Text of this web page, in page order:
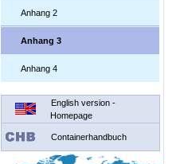
Anhang 2
Anhang 3
Anhang 4
English version -
Homepage
Containerhandbuch